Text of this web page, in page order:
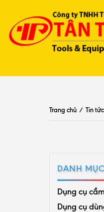
Trang chủ / Tin tức
DANH MỤC
Dụng cụ
Dụng cụ